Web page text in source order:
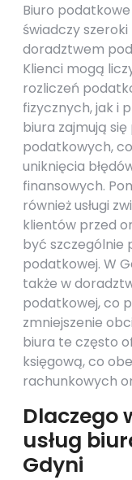
Biuro
świadczy szeroki
doradztwem
Klienci mogą
rozliczeń
fizycznych, jak i
biura zajmują
podatkowych,
uniknięcia
finansowych.
również usługi
klientów przed
być szczególnie
podatkowej. W
także w
podatkowej, co
zmniejszenie
biura te często
księgową, co
rachunkowych
Dlaczego
usług
Gdyni